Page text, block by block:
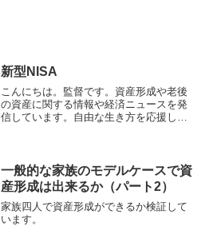
新型NISA
こんにちは。監督です。資産形成や老後
の資産に関する情報や経済ニュースを発
信しています。自由な生き方を応援しま
は、通常の一般...
一般的な家族のモデルケースで資
産形成は出来るか（パート2）
家族四人で資産形成ができるか検証して
います。